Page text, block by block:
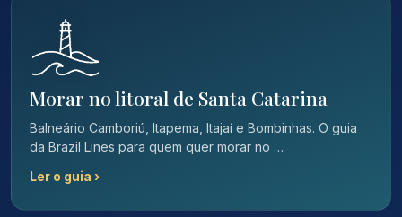
Morar no litoral de Santa Catarina
Balneário Camboriú, Itapema, Itajaí e Bombinhas. O guia
da Brazil Lines para quem quer morar no …
Ler o guia ›